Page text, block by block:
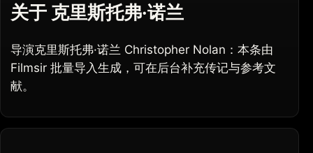
关于 克里斯托弗·诺兰
导演克里斯托弗·诺兰 Christopher Nolan：本条由
Filmsir 批量导入生成，可在后台补充传记与参考文
献。